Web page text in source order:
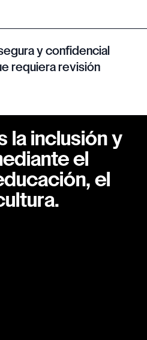
y confidencial
requiera revisión
la inclusión y
el
el